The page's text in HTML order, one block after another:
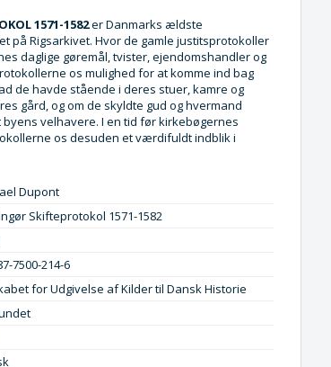
1571-1582er Danmarks ældste
på Rigsarkivet. Hvor de gamle justitsprotokoller
daglige gøremål, tvister, ejendomshandler og
os mulighed for at komme ind bag
de havde stående i deres stuer, kamre og
gård, og om de skyldte gud og hvermand
velhavere. I en tid før kirkebøgernes
os desuden et værdifuldt indblik i
Dupont
Skifteprotokol 1571-1582
7500-214-6
for Udgivelse af Kilder til Dansk Historie